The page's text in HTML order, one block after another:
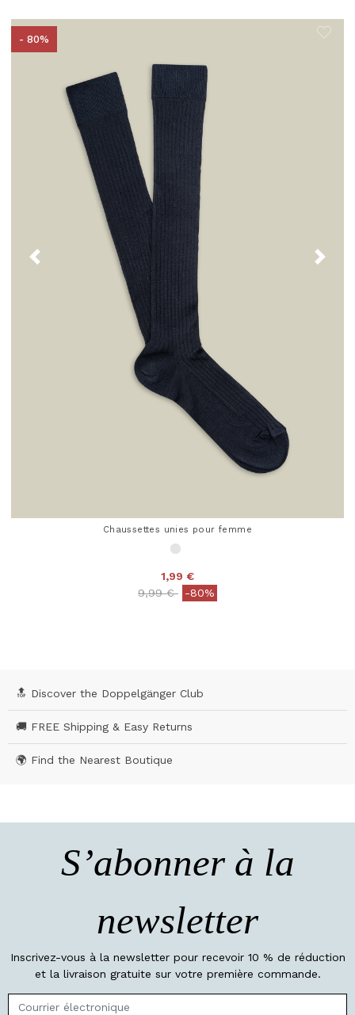
- 80%
Chaussettes unies pour femme
1,99 €
Price reduced from
9,99 €to-80%
🔝 Discover the Doppelgänger Club
🚚 FREE Shipping & Easy Returns
🌍 Find the Nearest Boutique
S’abonner à la
newsletter
Inscrivez-vous à la newsletter pour recevoir 10 % de réduction
et la livraison gratuite sur votre première commande.